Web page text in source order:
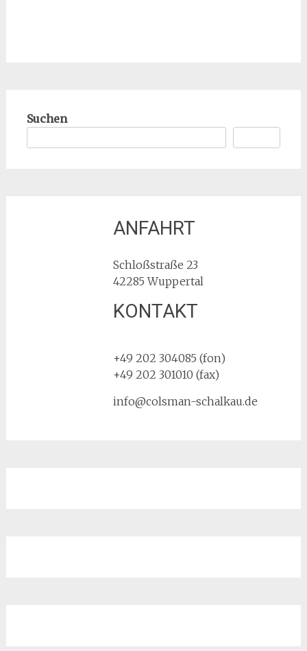
Suchen
ANFAHRT
Schloßstraße 23
42285 Wuppertal
KONTAKT
+49 202 304085 (fon)
+49 202 301010 (fax)
info@colsman-schalkau.de